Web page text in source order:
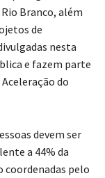
Branco, além
de
nesta
e fazem parte
do
devem ser
a 44% da
coordenadas pelo